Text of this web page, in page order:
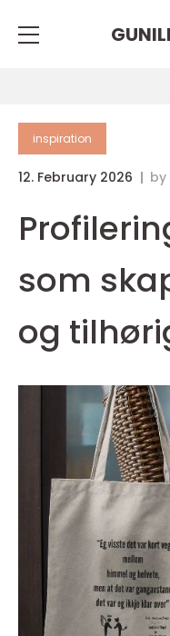
inspiration
12. February 2026 by
som
og